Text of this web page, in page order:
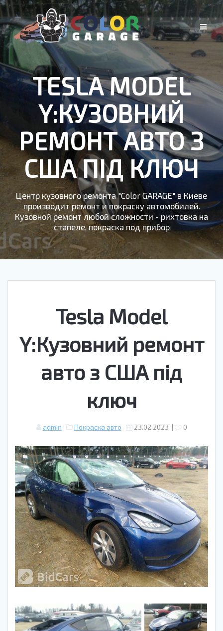
Skip
to
content
TESLA MODEL
Y:КУЗОВНИЙ
РЕМОНТ АВТО З
США ПІД КЛЮЧ
Центр кузовного ремонта "Color GARAGE" в Киеве
производит ремонт и покраску автомобилей.
Кузовной ремонт любой сложности - рихтовка на
стапеле, покраска под прибор
Tesla Model
Y:Кузовний ремонт
авто з США під
ключ
admin Покраска авто 23.02.2023 | 0